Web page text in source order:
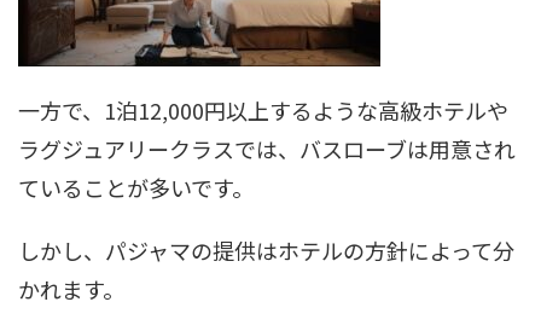
一方で、1泊12,000円以上するような高級ホテルや
ラグジュアリークラスでは、バスローブは用意され
ていることが多いです。
しかし、パジャマの提供はホテルの方針によって分
かれます。